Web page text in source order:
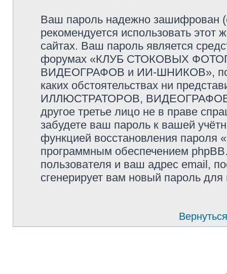
Ваш пароль надежно зашифрован
рекомендуется использовать этот
сайтах. Ваш пароль является
форумах «КЛУБ СТОКОВЫХ
ВИДЕОГРАФОВ и ИИ-ШНИКОВ»,
каких обстоятельствах ни
ИЛЛЮСТРАТОРОВ, ВИДЕОГРАФОВ
другое третье лицо не в праве
забудете ваш пароль к вашей
функцией восстановления пароля
программным обеспечением
пользователя и ваш адрес email,
сгенерирует вам новый пароль